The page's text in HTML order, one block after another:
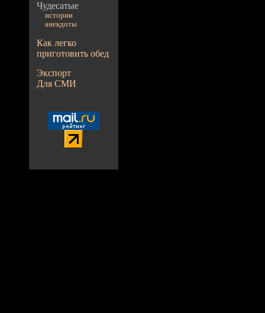
Чудесатые
истории
анекдоты
Как легко
приготовить обед
Экспорт
Для СМИ